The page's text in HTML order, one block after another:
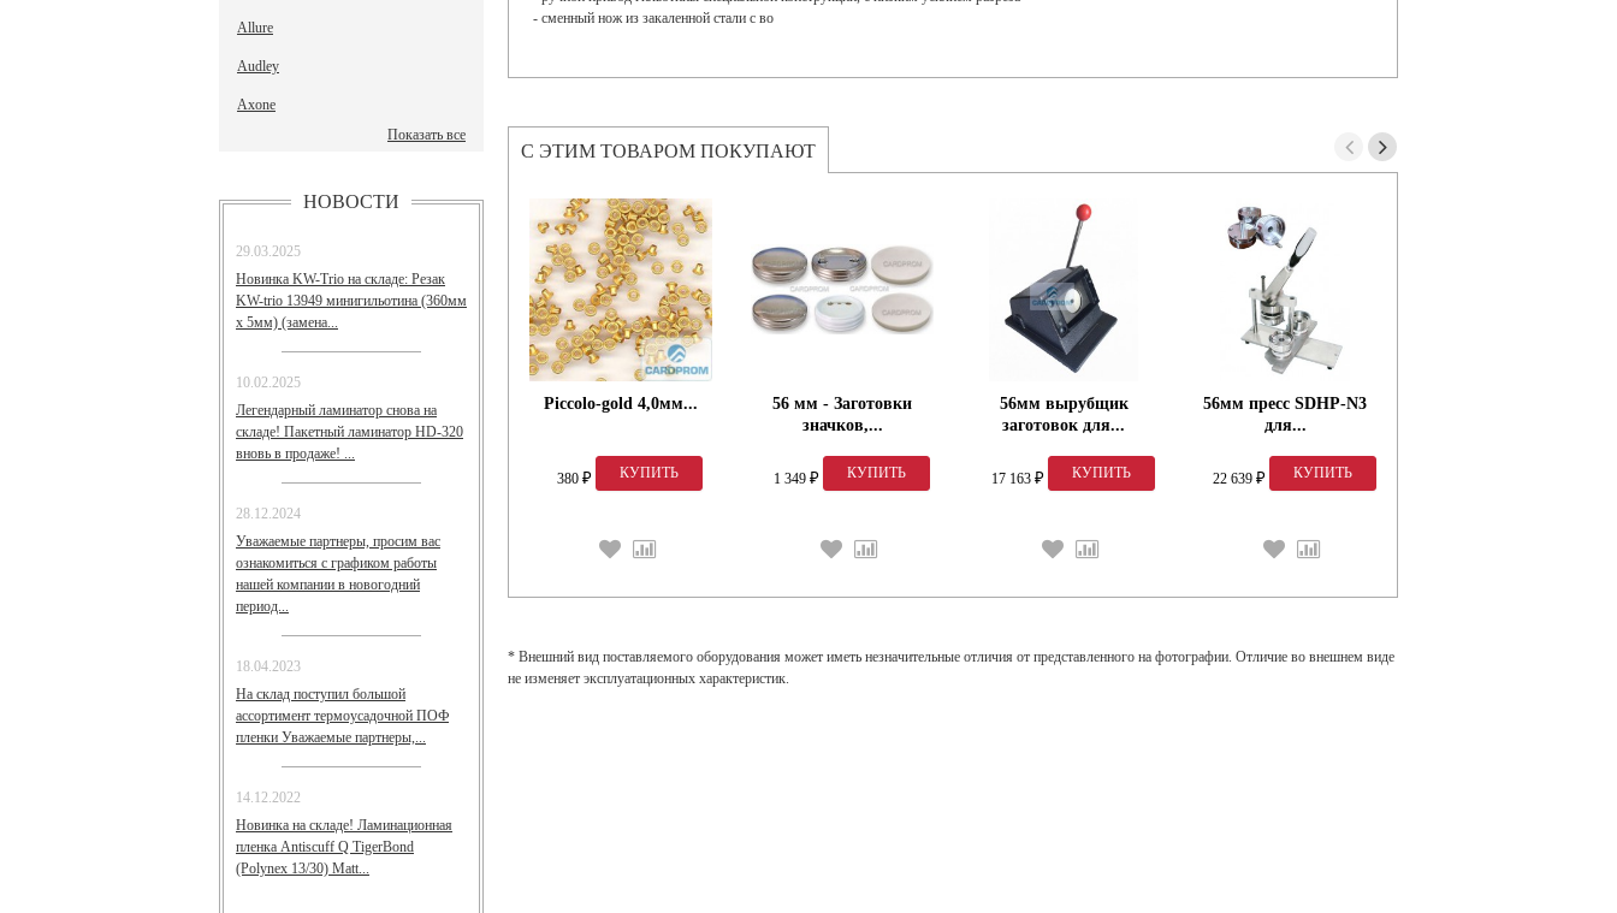
Allure
Audley
Axone
Показать все
НОВОСТИ
29.03.2025
Новинка KW-Trio на складе: Резак
KW-trio 13949 минигильотина (360мм
х 5мм) (замена...
10.02.2025
Легендарный ламинатор снова на
складе! Пакетный ламинатор HD-320
вновь в продаже! ...
28.12.2024
Уважаемые партнеры, просим вас
ознакомиться с графиком работы
нашей компании в новогодний
период...
18.04.2023
На склад поступил большой
ассортимент термоусадочной ПОФ
пленки Уважаемые партнеры,...
14.12.2022
Новинка на складе! Ламинационная
пленка Antiscuff Q TigerBond
(Polynex 13/30) Matt...
- сменный нож из закаленной стали с во
С ЭТИМ ТОВАРОМ ПОКУПАЮТ
Piccolo-gold 4,0мм...
380 ₽
56 мм - Заготовки
значков,...
1 349 ₽
56мм вырубщик
заготовок для...
17 163 ₽
56мм пресс SDHP-N3
для...
22 639 ₽
* Внешний вид поставляемого оборудования может иметь незначительные отличия от представленного на фотографии. Отличие во внешнем виде
не изменяет эксплуатационных характеристик.